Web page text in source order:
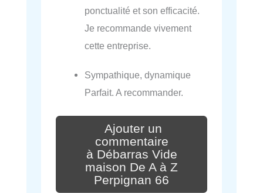
ponctualité et son efficacité.
Je recommande vivement
cette entreprise.
Sympathique, dynamique
Parfait. A recommander.
Ajouter un
commentaire
à Débarras Vide
maison De A à Z
Perpignan 66